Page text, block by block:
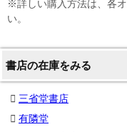
※詳しい購入方法は、各
い。
書店の在庫をみる
三省堂書店
有隣堂